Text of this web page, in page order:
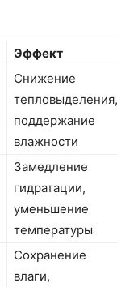
Эффект
Снижение
тепловыделения,
поддержание
влажности
Замедление
гидратации,
уменьшение
температуры
Сохранение
влаги,